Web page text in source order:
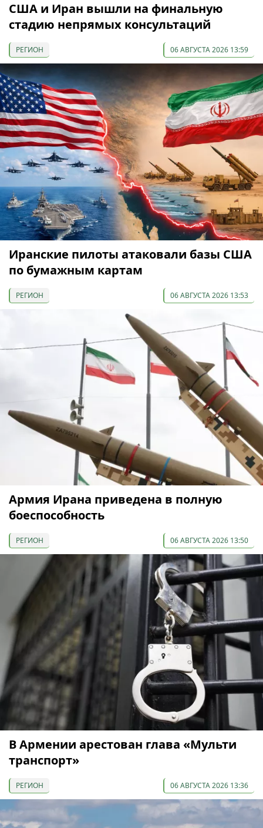
США и Иран вышли на финальную
стадию непрямых консультаций
РЕГИОН 06 АВГУСТА 2026 13:59
Иранские пилоты атаковали базы США
по бумажным картам
РЕГИОН 06 АВГУСТА 2026 13:53
Армия Ирана приведена в полную
боеспособность
РЕГИОН 06 АВГУСТА 2026 13:50
В Армении арестован глава «Мульти
транспорт»
РЕГИОН 06 АВГУСТА 2026 13:36